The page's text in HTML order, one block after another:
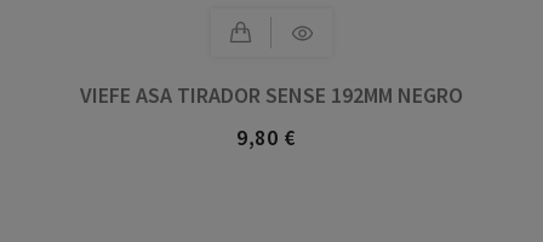
VIEFE ASA TIRADOR SENSE 192MM NEGRO
Precio
9,80 €